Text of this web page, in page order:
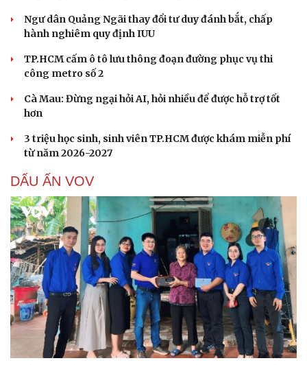
Du lịch
Tư vấn
Săn Tour
Câu chuyện thời sự
Kể chuyện cho bé
Ngư dân Quảng Ngãi thay đổi tư duy đánh bắt, chấp
hành nghiêm quy định IUU
TP.HCM cấm ô tô lưu thông đoạn đường phục vụ thi
công metro số 2
Cà Mau: Đừng ngại hỏi AI, hỏi nhiều để được hỗ trợ tốt
hơn
3 triệu học sinh, sinh viên TP.HCM được khám miễn phí
từ năm 2026-2027
DẤU ẤN VOV